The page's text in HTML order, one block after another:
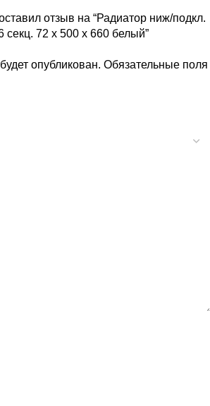
отзыв на “Радиатор ниж/подкл.
секц. 72 х 500 х 660 белый”
опубликован. Обязательные поля